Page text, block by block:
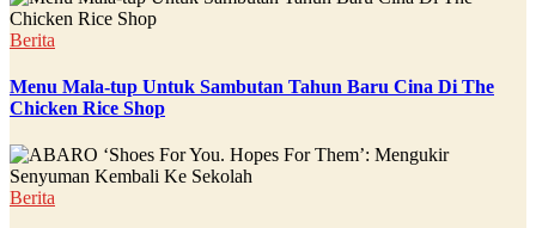
Berita
Menu Mala-tup Untuk Sambutan Tahun Baru Cina Di The
Chicken Rice Shop
Berita